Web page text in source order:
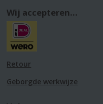
Wij accepteren...
Retour
Geborgde werkwijze